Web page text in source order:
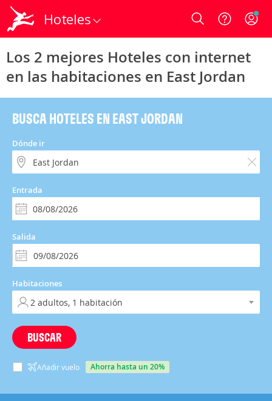
Hoteles Login
Los 2 mejores Hoteles con internet
en las habitaciones en East Jordan
BUSCA HOTELES EN EAST JORDAN
Dónde ir
Entrada
Salida
Habitaciones
BUSCAR
Añadir vuelo ahorra hasta un 20%